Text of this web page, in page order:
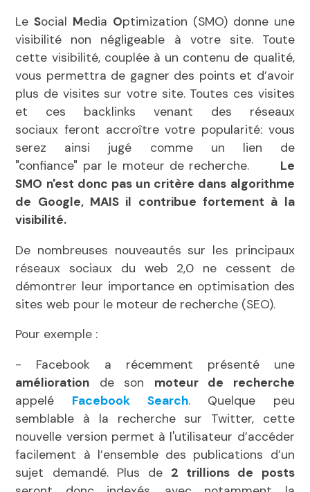
LeSocial Media Optimization (SMO) donne une
visibilité non négligeable à votre site. Toute
cette visibilité, couplée à un contenu de qualité,
vous permettra de gagner des points et d’avoir
plus de visites sur votre site. Toutes ces visites
et ces backlinks venant des réseaux
sociaux feront accroître votre popularité: vous
serez ainsi jugé comme un lien de
"confiance" par le moteur de recherche. Le
SMO n'est donc pas un critère dans algorithme
de Google, MAIS il contribue fortement à la
visibilité.
De nombreuses nouveautés sur les principaux
réseaux sociaux du web 2,0 ne cessent de
démontrer leur importance en optimisation des
sites web pour le moteur de recherche (SEO).
Pour exemple :
- Facebook a récemment présenté une
amélioration de son moteur de recherche
appelé Facebook Search. Quelque peu
semblable à la recherche sur Twitter, cette
nouvelle version permet à l'utilisateur d’accéder
facilement à l’ensemble des publications d’un
sujet demandé. Plus de 2 trillions de posts